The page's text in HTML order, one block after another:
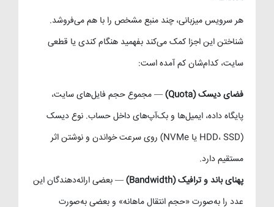
هر سرویس میزبانی، چند منبع مشخص را با هم می‌فروشد.
شناختن این اجزا کمک می‌کند بفهمید هنگام کندی یا قطعی
سایت، کدام‌شان کم آمده است:
فضای دیسک (Quota)
— مجموع حجم فایل‌های سایت،
پایگاه داده، ایمیل‌ها و بک‌آپ‌های داخل حساب. نوع دیسک
(HDD، SSD یا NVMe) روی سرعت خواندن و نوشتن اثر
مستقیم دارد.
پهنای باند و ترافیک (Bandwidth)
— بعضی ارائه‌دهندگان این
عدد را به‌صورت «حجم انتقال ماهانه» و بعضی به‌صورت